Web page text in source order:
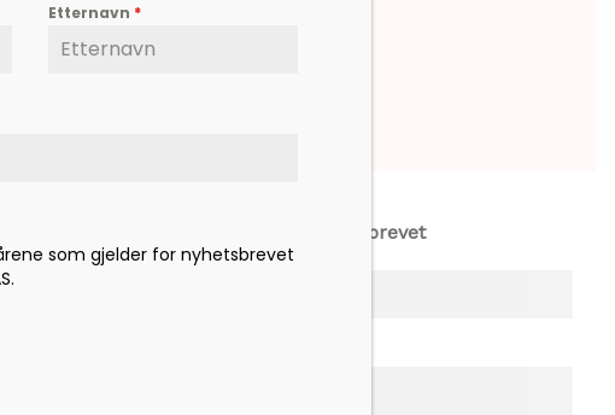
Meld deg på nyhetsbrevet
Fornavn*
Etternavn *
som gjelder for nyhetsbrevet